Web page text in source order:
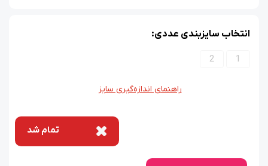
انتخاب سایزبندی عددی:
1
2
راهنمای اندازه‌گیری سایز
تمام شد